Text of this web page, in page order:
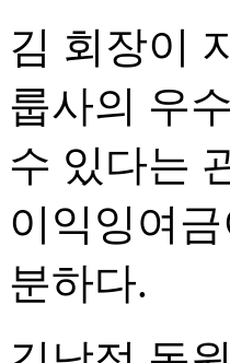
김 회장이
룹사의 우
수 있다는
이익잉여
분하다.